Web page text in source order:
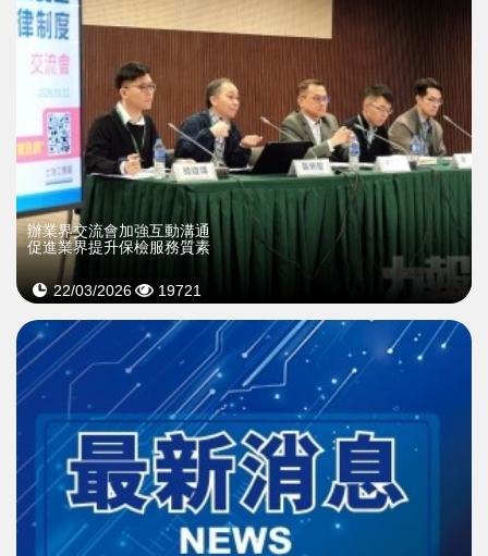
辦業界交流會加強互動溝通
促進業界提升保檢服務質素
22/03/2026 19721